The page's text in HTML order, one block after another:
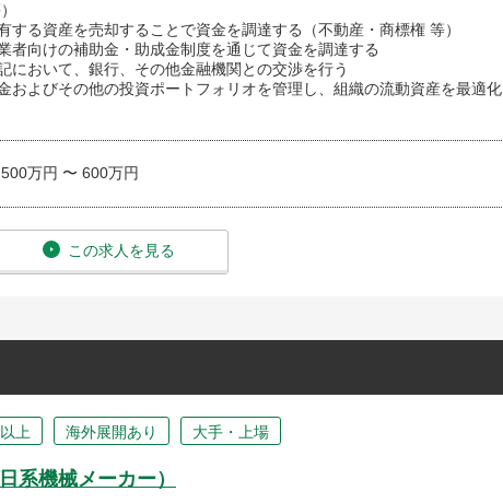
する資産を売却することで資金を調達する（不動産・商標権 等）
者向けの補助金・助成金制度を通じて資金を調達する
において、銀行、その他金融機関との交渉を行う
およびその他の投資ポートフォリオを管理し、組織の流動資産を最適化
万円 〜 600万円
この求人を見る
上 海外展開あり 大手・上場
系機械メーカー）